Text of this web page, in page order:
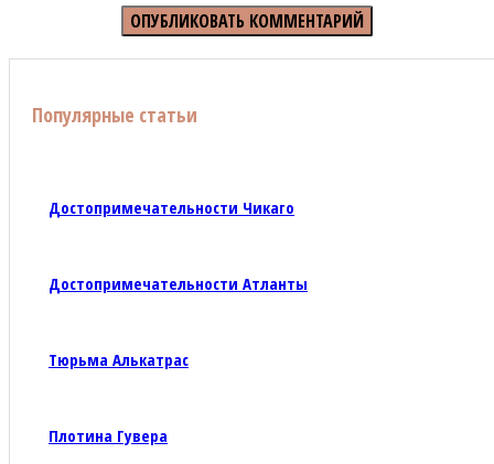
Популярные статьи
Достопримечательности Чикаго
Достопримечательности Атланты
Тюрьма Алькатрас
Плотина Гувера